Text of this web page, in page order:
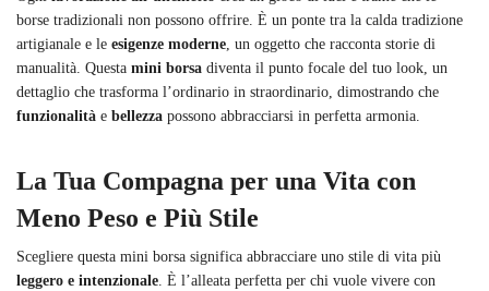
borse tradizionali non possono offrire. È un ponte tra la calda tradizione
artigianale e le esigenze moderne, un oggetto che racconta storie di
manualità. Questa mini borsa diventa il punto focale del tuo look, un
dettaglio che trasforma l’ordinario in straordinario, dimostrando che
funzionalità e bellezza possono abbracciarsi in perfetta armonia.
La Tua Compagna per una Vita con
Meno Peso e Più Stile
Scegliere questa mini borsa significa abbracciare uno stile di vita più
leggero e intenzionale. È l’alleata perfetta per chi vuole vivere con